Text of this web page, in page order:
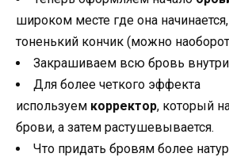
широком месте где она
тоненький кончик (можно
Закрашиваем всю бровь внутри
Для более четкого эффекта
используем корректор, который
брови, а затем растушевывается.
Что придать бровям более